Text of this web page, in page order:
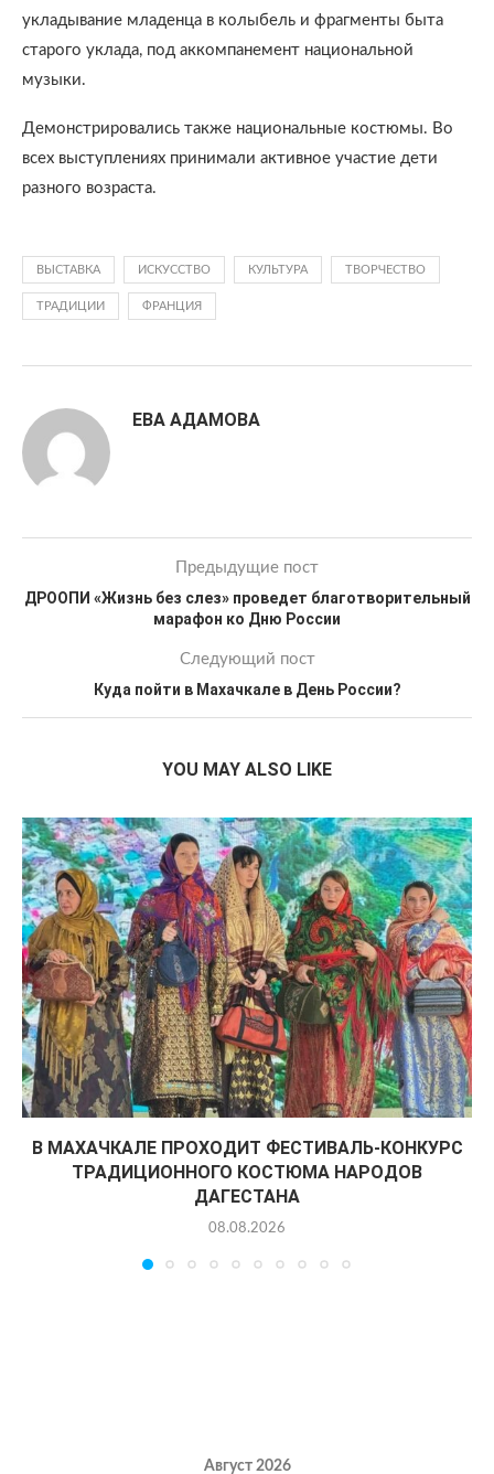
укладывание младенца в колыбель и фрагменты быта
старого уклада, под аккомпанемент национальной
музыки.
Демонстрировались также национальные костюмы. Во
всех выступлениях принимали активное участие дети
разного возраста.
ВЫСТАВКА ИСКУССТВО КУЛЬТУРА ТВОРЧЕСТВО
ТРАДИЦИИ ФРАНЦИЯ
ЕВА АДАМОВА
Предыдущие пост
ДРООПИ «Жизнь без слез» проведет благотворительный
марафон ко Дню России
Следующий пост
Куда пойти в Махачкале в День России?
YOU MAY ALSO LIKE
В МАХАЧКАЛЕ ПРОХОДИТ ФЕСТИВАЛЬ-КОНКУРС
ТРАДИЦИОННОГО КОСТЮМА НАРОДОВ
ДАГЕСТАНА
08.08.2026
Август 2026